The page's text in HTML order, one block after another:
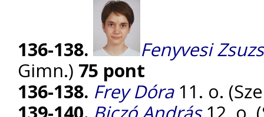
136-138.
Fenyvesi
Gimn.) 75 pont
136-138. Frey Dóra11. o.